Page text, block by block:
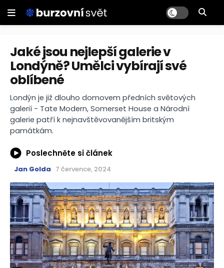
Jaké jsou nejlepší galerie v
Londýně? Umělci vybírají své
oblíbené
Londýn je již dlouho domovem předních světových
galerií - Tate Modern, Somerset House a Národní
galerie patří k nejnavštěvovanějším britským
památkám.
Poslechněte si článek
Jan Golda 7 července, 2024